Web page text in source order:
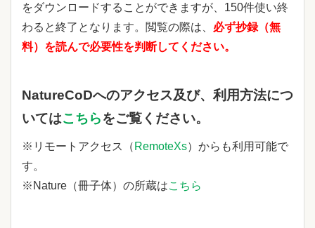
をダウンロードすることができますが、150件使い終
わると終了となります。閲覧の際は、 必ず抄録（無
料）を読んで必要性を判断してください。
NatureCoDへのアクセス及び、利用方法につ
いてはこちらをご覧ください。
※リモートアクセス（ RemoteXs）からも利用可能で
す。
※Nature（冊子体）の所蔵はこちら